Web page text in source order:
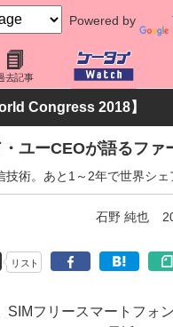
Powered by
去記事
OS Android ファーウ
Congress 2018】
・ユーCEOが語るファ
技術。あと1～2年で世界シェ
石野 純也
リスト
フリースマートフォ